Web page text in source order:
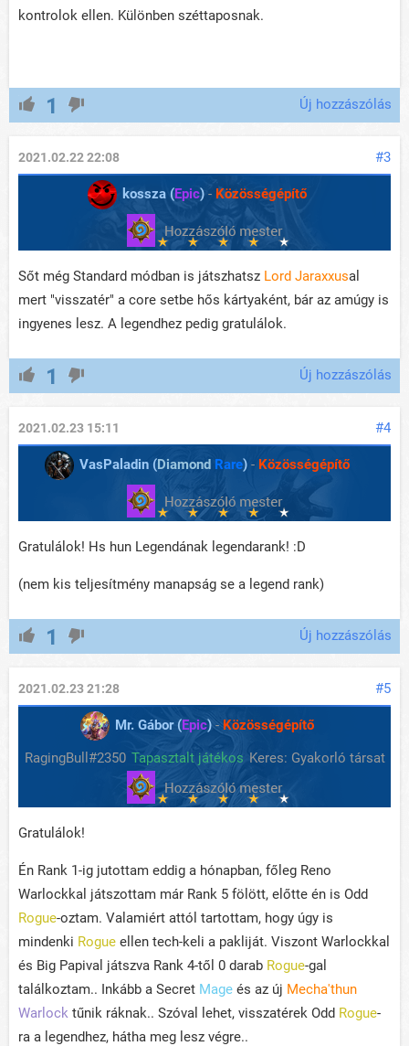
kontrolok ellen. Különben széttaposnak.
1 Új hozzászólás
#3
2021.02.22 22:08
kossza (Epic)- Közösségépítő
Sőt még Standard módban is játszhatsz Lord Jaraxxusal
mert "visszatér" a core setbe hős kártyaként, bár az amúgy is
ingyenes lesz. A legendhez pedig gratulálok.
1 Új hozzászólás
#4
2021.02.23 15:11
VasPaladin (Diamond Rare)- Közösségépítő
Gratulálok! Hs hun Legendának legendarank! :D
(nem kis teljesítmény manapság se a legend rank)
1 Új hozzászólás
#5
2021.02.23 21:28
Mr. Gábor (Epic)- Közösségépítő
RagingBull#2350 Tapasztalt játékos Keres: Gyakorló társat
Gratulálok!
Én Rank 1-ig jutottam eddig a hónapban, főleg Reno
Warlockkal játszottam már Rank 5 fölött, előtte én is Odd
Rogue-oztam. Valamiért attól tartottam, hogy úgy is
mindenki Rogue ellen tech-keli a pakliját. Viszont Warlockkal
és Big Papival játszva Rank 4-től 0 darab Rogue-gal
találkoztam.. Inkább a Secret Mage és az új Mecha'thun
Warlock tűnik ráknak.. Szóval lehet, visszatérek Odd Rogue-
ra a legendhez, hátha meg lesz végre..